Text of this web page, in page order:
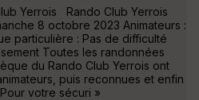
Yerrois Rando Club Yerrois
8 octobre 2023 Animateurs :
particulière : Pas de difficulté
Toutes les randonnées
du Rando Club Yerrois ont
puis reconnues et enfin
votre sécuri »